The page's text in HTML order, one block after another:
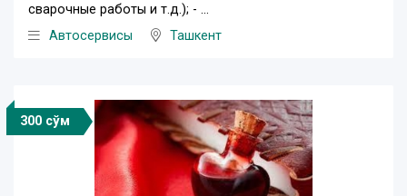
сварочные работы и т.д.); - ...
Автосервисы
Ташкент
300 сўм